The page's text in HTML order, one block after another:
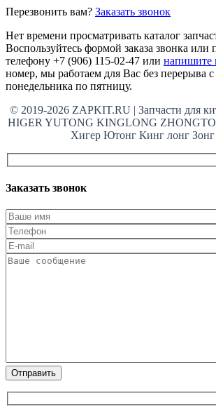
Перезвонить вам? Заказать звонок
Нет времени просматривать каталог
Воспользуйтесь формой заказа звонка или
телефону +7 (906) 115-02-47 или напишите
номер, мы работаем для Вас без перерыва
понедельника по пятницу.
© 2019-2026 ZAPKIT.RU | Запчасти для
HIGER YUTONG KINGLONG
Хигер Ютонг Кинг лонг Зонг
Заказать звонок